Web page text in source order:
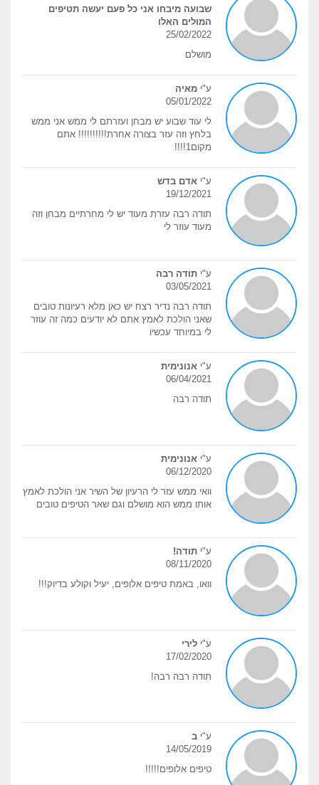
שבועה מיבחו אני כל פעם יעשה תטיפים
המולים האלו
25/02/2022
מושלם
ע"י מאיה
05/01/2022
לי עוד שבוע יש מבחן ועזרתם לי ממש אני ממש
בלחץ וזה עזר בצורה אחרת!!!!!!!!!! אתם
מקום1!!!!
ע"י אדם בדש
19/12/2021
תודה רבה עזרת מעוד יש לי מחרתיים מבחן וזה
מעוד עוזר לי
ע"י תודה רבה
03/05/2021
תודה רבה נדיר רצח יש כאן מלא רעיונות טובים
שאני הולכת לאמץ אתם לא יודעים כמה זה עוזר
לי במיוחד עכשיו
ע"י אנונימית
06/04/2021
תודה רבה
ע"י אנונימית
06/12/2020
וואי ממש עזר לי הרעיון של השיר אני הולכת לאמץ
אותו ממש הוא מושלם וגם שאר הטיפים טובים
ע"י תודה!
08/11/2020
וואו, באמת טיפים אלופים, יעיל וקולע בדיוק!!!
ע"י לירי
17/02/2020
תודה רבה רבה!
ע"י ב
14/05/2019
טיפים אלופים!!!!!